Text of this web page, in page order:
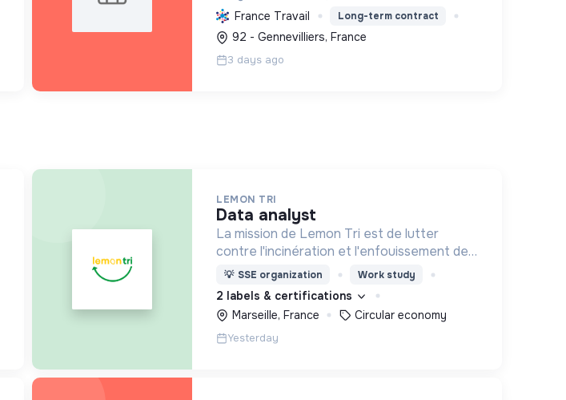
favoriser l'économie circulaire et créer des
emplois, tout en développant des solutions
innovantes.
France Travail Long-term contract
92 - Gennevilliers, France
3 days ago
LEMON TRI
data analyst
La mission de Lemon Tri est de lutter
contre l'incinération et l'enfouissement des
déchets. Adoptez les bons zestes à nos
côtés !
💡 SSE organization Work study
2 labels & certifications
Marseille, France
Circular economy
Yesterday